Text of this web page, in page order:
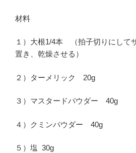
材料
１）大根1/4本 （拍子切りにして
置き、乾燥させる）
２）ターメリック 20g
３）マスタードパウダー 40g
４）クミンパウダー 40g
５）塩 30g